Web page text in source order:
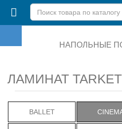
НАПОЛЬНЫЕ
ЛАМИНАТ
BALLET